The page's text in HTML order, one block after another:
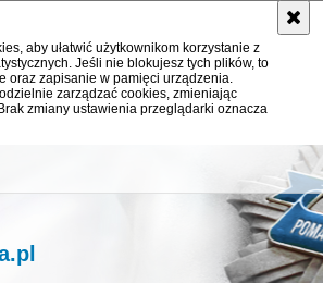
aby ułatwić użytkownikom korzystanie z
Jeśli nie blokujesz tych plików, to
oraz zapisanie w pamięci urządzenia.
zarządzać cookies, zmieniając
zmiany ustawienia przeglądarki oznacza